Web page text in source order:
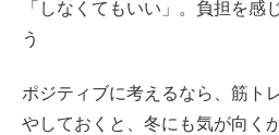
「しなくてもいい」。負担を感
う
ポジティブに考えるなら、筋ト
やしておくと、冬にも気が向く